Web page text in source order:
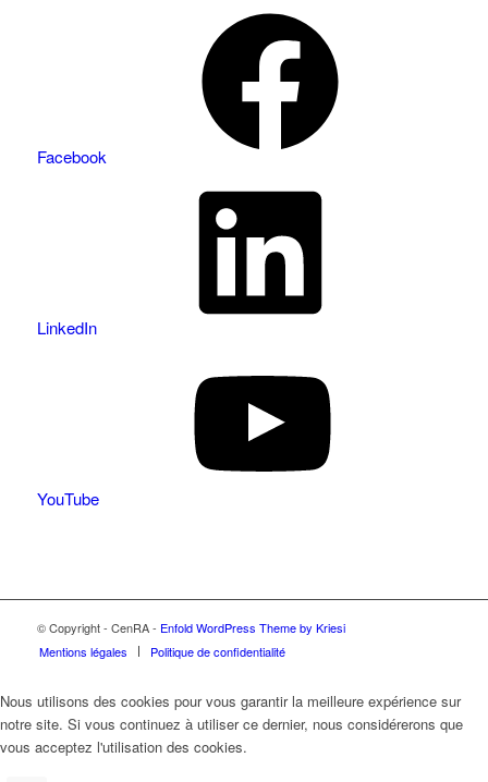
Facebook
LinkedIn
YouTube
© Copyright - CenRA - Enfold WordPress Theme by Kriesi
Mentions légales
Politique de confidentialité
Nous utilisons des cookies pour vous garantir la meilleure expérience sur
notre site. Si vous continuez à utiliser ce dernier, nous considérerons que
vous acceptez l'utilisation des cookies.